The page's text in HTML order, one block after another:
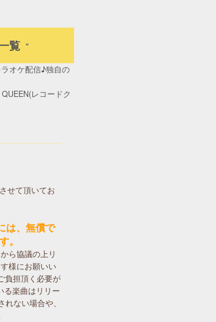
覧
オケ配信♪独自の
レコードク
せて頂いてお
は、無償で
。
ら協議の上リ
様にお願いい
負担頂く必要が
る楽曲はリリー
ない場合や、